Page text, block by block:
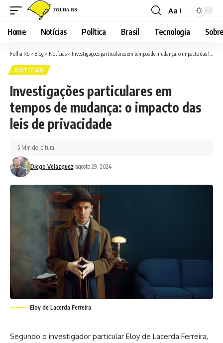
Font
Resizer
Aa
Home Notícias Política Brasil Tecnologia
Folha RS > Blog > Notícias > Investigações particulares em tempos de mudança: o impacto das leis de privacidade
NOTÍCIAS
Investigações particulares em
tempos de mudança: o impacto das
leis de privacidade
Diego Velázquez agosto 29, 2024
5 Min de leitura
Eloy de Lacerda Ferreira
Segundo o investigador particular Eloy de Lacerda Ferreira,